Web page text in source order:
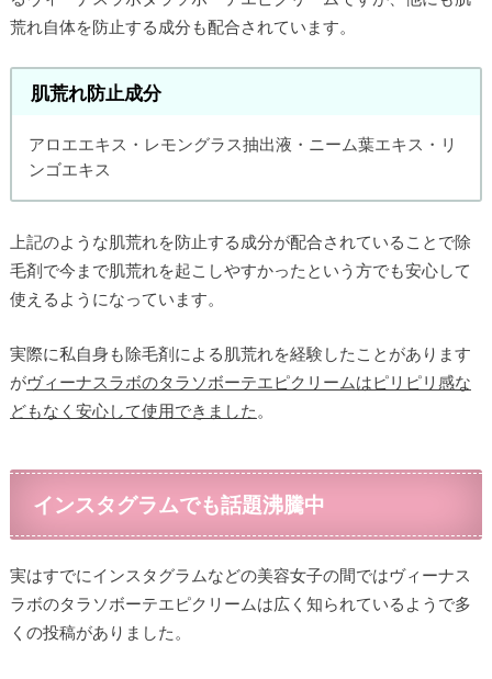
荒れ自体を防止する成分も配合されています。
肌荒れ防止成分
アロエエキス・レモングラス抽出液・ニーム葉エキス・リ
ンゴエキス
上記のような肌荒れを防止する成分が配合されていることで除
毛剤で今まで肌荒れを起こしやすかったという方でも安心して
使えるようになっています。
実際に私自身も除毛剤による肌荒れを経験したことがあります
がヴィーナスラボのタラソボーテエピクリームはピリピリ感な
どもなく安心して使用できました 。
インスタグラムでも話題沸騰中
実はすでにインスタグラムなどの美容女子の間ではヴィーナス
ラボのタラソボーテエピクリームは広く知られているようで多
くの投稿がありました。